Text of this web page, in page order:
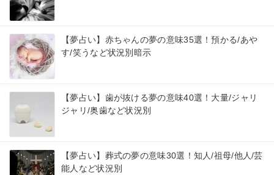
【夢占い】赤ちゃんの夢の意味35選！預かる/あや
す/笑うなど状況別暗示
【夢占い】歯が抜ける夢の意味40選！大量/ジャリ
ジャリ/奥歯など状況別
【夢占い】葬式の夢の意味30選！知人/祖母/他人/芸
能人など状況別